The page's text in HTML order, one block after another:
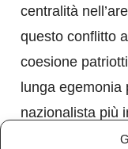
centralità
questo conflitto
coesione
lunga
nazionalista più